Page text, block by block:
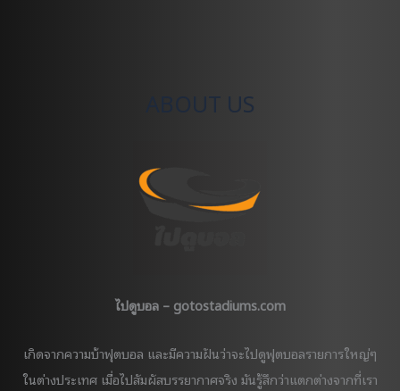
ABOUT US
ไปดูบอล – gotostadiums.com
เกิดจากความบ้าฟุตบอล และมีความฝันว่าจะไปดูฟุตบอลรายการใหญ่ๆ
ในต่างประเทศ เมื่อไปสัมผัสบรรยากาศจริง มันรู้สึกว่าแตกต่างจากที่เรา